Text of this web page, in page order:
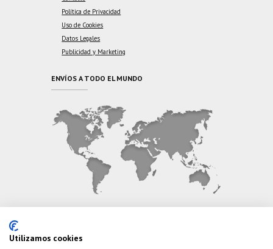
Política de Privacidad
Uso de Cookies
Datos Legales
Publicidad y Marketing
ENVÍOS A TODO EL MUNDO
Utilizamos cookies